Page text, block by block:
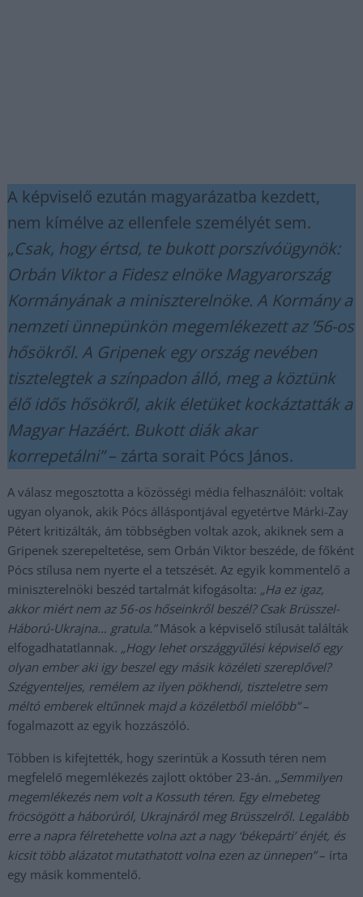
A képviselő ezután magyarázatba kezdett,
nem kímélve az ellenfele személyét sem.
„Csak, hogy értsd, te bukott porszívóügynök:
Orbán Viktor a Fidesz elnöke Magyarország
Kormányának a miniszterelnöke. A Kormány a
nemzeti ünnepünkön megemlékezett az ’56-os
hősökről. A Gripenek egy ország nevében
tisztelegtek a színpadon álló, meg a köztünk
élő idős hősökről, akik életüket kockáztatták a
Magyar Hazáért. Bukott diák akar
korrepetálni”– zárta sorait Pócs János.
A válasz megosztotta a közösségi média felhasználóit: voltak
ugyan olyanok, akik Pócs álláspontjával egyetértve Márki-Zay
Pétert kritizálták, ám többségben voltak azok, akiknek sem a
Gripenek szerepeltetése, sem Orbán Viktor beszéde, de főként
Pócs stílusa nem nyerte el a tetszését. Az egyik kommentelő a
miniszterelnöki beszéd tartalmát kifogásolta: „Ha ez igaz,
akkor miért nem az 56-os hőseinkről beszél? Csak Brüsszel-
Háború-Ukrajna… gratula.”Mások a képviselő stílusát találták
elfogadhatatlannak. „Hogy lehet országgyűlési képviselő egy
olyan ember aki igy beszel egy másik közéleti szereplővel?
Szégyenteljes, remélem az ilyen pökhendi, tiszteletre sem
méltó emberek eltűnnek majd a közéletből mielőbb”–
fogalmazott az egyik hozzászóló.
Többen is kifejtették, hogy szerintük a Kossuth téren nem
megfelelő megemlékezés zajlott október 23-án. „Semmilyen
megemlékezés nem volt a Kossuth téren. Egy elmebeteg
fröcsögött a háborúról, Ukrajnáról meg Brüsszelről. Legalább
erre a napra félretehette volna azt a nagy ‘békepárti’ énjét, és
kicsit több alázatot mutathatott volna ezen az ünnepen”– írta
egy másik kommentelő.